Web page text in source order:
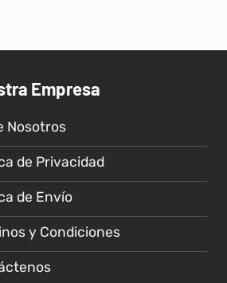
Empresa
Nosotros
de Privacidad
de Envío
y Condiciones